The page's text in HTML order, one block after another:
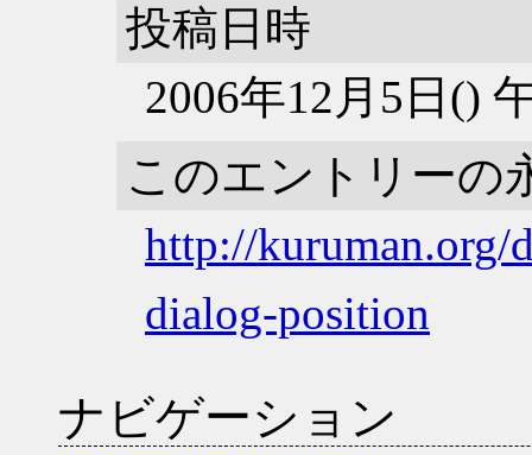
投稿日時
2006年12月5日()
このエントリーの
http://kuruman.org/
dialog-position
ナビゲーション